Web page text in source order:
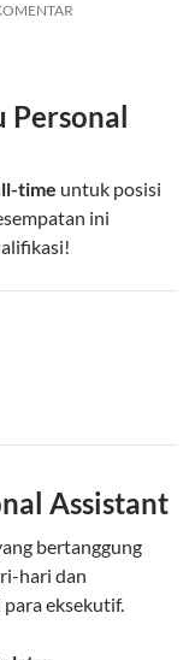
Personal
time untuk posisi
ini
Assistant
bertanggung
hari dan
eksekutif.